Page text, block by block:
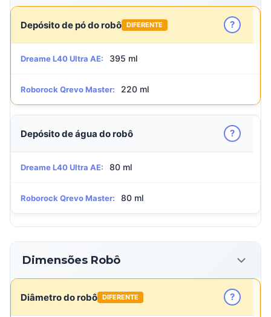
Depósito de pó do robô DIFERENTE ?
Dreame L40 Ultra AE: 395 ml
Roborock Qrevo Master: 220 ml
Depósito de água do robô ?
Dreame L40 Ultra AE: 80 ml
Roborock Qrevo Master: 80 ml
Dimensões Robô
Diâmetro do robô DIFERENTE ?